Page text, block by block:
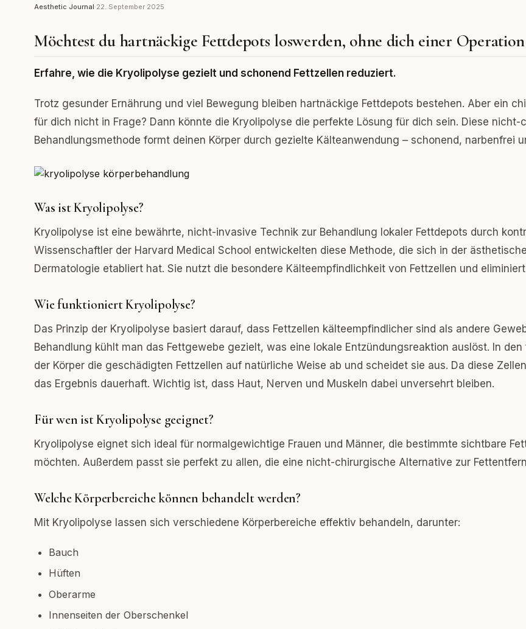
Aesthetic Journal·22. September 2025
Möchtest du hartnäckige Fettdepots loswerden, ohne dich einer
Erfahre, wie die Kryolipolyse gezielt und schonend Fettzellen reduziert.
Trotz gesunder Ernährung und viel Bewegung bleiben hartnäckige Fettdepots bestehen. Aber ein
für dich nicht in Frage? Dann könnte die Kryolipolyse die perfekte Lösung für dich sein. Diese nicht-
Behandlungsmethode formt deinen Körper durch gezielte Kälteanwendung – schonend, narbenfrei
Was ist Kryolipolyse?
Kryolipolyse ist eine bewährte, nicht-invasive Technik zur Behandlung lokaler Fettdepots durch
Wissenschaftler der Harvard Medical School entwickelten diese Methode, die sich in der
Dermatologie etabliert hat. Sie nutzt die besondere Kälteempfindlichkeit von Fettzellen und
Wie funktioniert Kryolipolyse?
Das Prinzip der Kryolipolyse basiert darauf, dass Fettzellen kälteempfindlicher sind als andere
Behandlung kühlt man das Fettgewebe gezielt, was eine lokale Entzündungsreaktion auslöst. In
der Körper die geschädigten Fettzellen auf natürliche Weise ab und scheidet sie aus. Da diese
das Ergebnis dauerhaft. Wichtig ist, dass Haut, Nerven und Muskeln dabei unversehrt bleiben.
Für wen ist Kryolipolyse geeignet?
Kryolipolyse eignet sich ideal für normalgewichtige Frauen und Männer, die bestimmte sichtbare
möchten. Außerdem passt sie perfekt zu allen, die eine nicht-chirurgische Alternative zur
Welche Körperbereiche können behandelt werden?
Mit Kryolipolyse lassen sich verschiedene Körperbereiche effektiv behandeln, darunter:
Bauch
Hüften
Oberarme
Innenseiten der Oberschenkel